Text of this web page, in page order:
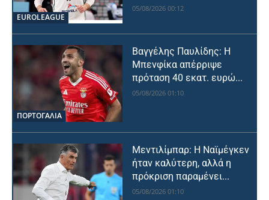
EUROLEAGUE
05/08/2026 00:12
ΠΟΡΤΟΓΑΛΙΑ
Βαγγέλης Παυλίδης: Η
Μπενφίκα απέρριψε
πρόταση 40 εκατ. ευρώ...
05/08/2026 01:10
Μεντιλίμπαρ: Η Ναϊμέγκεν
ήταν καλύτερη, αλλά η
πρόκριση παραμένει...
05/08/2026 01:10